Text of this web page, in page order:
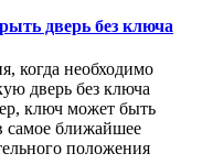
дверь без ключа
когда необходимо
дверь без ключа
ключ может быть
самое ближайшее
положения